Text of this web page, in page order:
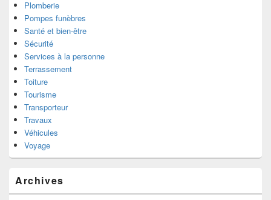
Plomberie
Pompes funèbres
Santé et bien-être
Sécurité
Services à la personne
Terrassement
Toiture
Tourisme
Transporteur
Travaux
Véhicules
Voyage
Archives